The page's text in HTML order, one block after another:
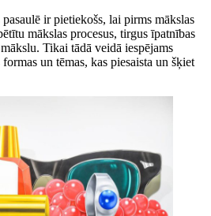
ir pietiekošs, lai pirms mākslas
mākslas procesus, tirgus īpatnības
Tikai tādā veidā iespējams
un tēmas, kas piesaista un šķiet